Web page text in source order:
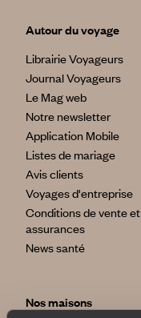
Autour du voyage
Librairie Voyageurs
Journal Voyageurs
Le Mag web
Notre newsletter
Application Mobile
Listes de mariage
Avis clients
Voyages d'entreprise
Conditions de vente et
assurances
News santé
Nos maisons